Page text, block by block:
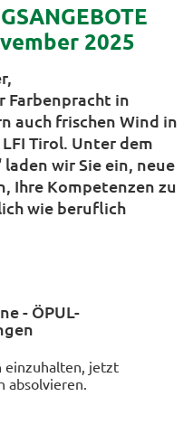
2025
Farbenpracht in
auch frischen Wind in
Tirol. Unter dem
wir Sie ein, neue
Ihre Kompetenzen zu
wie beruflich
- ÖPUL-
einzuhalten, jetzt
absolvieren.